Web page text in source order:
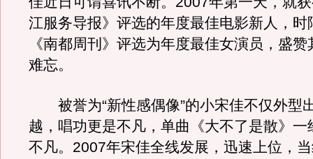
江服务导报》评选的年度最佳电影新人，时
《南都周刊》评选为年度最佳女演员，盛
难忘。
被誉为“新性感偶像”的小宋佳不仅外型
越，唱功更是不凡，单曲《大不了是散》一
不凡。2007年宋佳全线发展，迅速上位，